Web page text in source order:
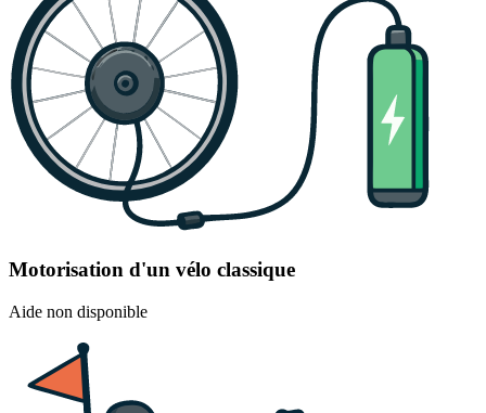
Motorisation d'un vélo classique
Aide non disponible